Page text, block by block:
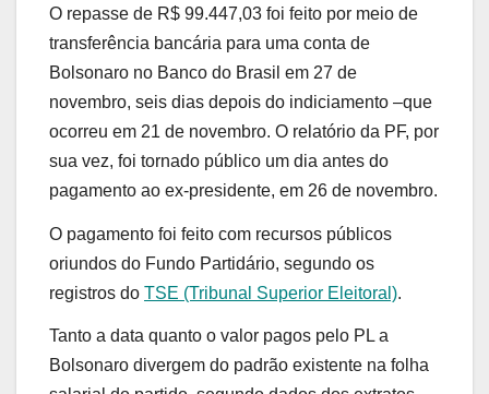
O repasse de R$ 99.447,03 foi feito por meio de
transferência bancária para uma conta de
Bolsonaro no Banco do Brasil em 27 de
novembro, seis dias depois do indiciamento –que
ocorreu em 21 de novembro. O relatório da PF, por
sua vez, foi tornado público um dia antes do
pagamento ao ex-presidente, em 26 de novembro.
O pagamento foi feito com recursos públicos
oriundos do Fundo Partidário, segundo os
registros do TSE (Tribunal Superior Eleitoral).
Tanto a data quanto o valor pagos pelo PL a
Bolsonaro divergem do padrão existente na folha